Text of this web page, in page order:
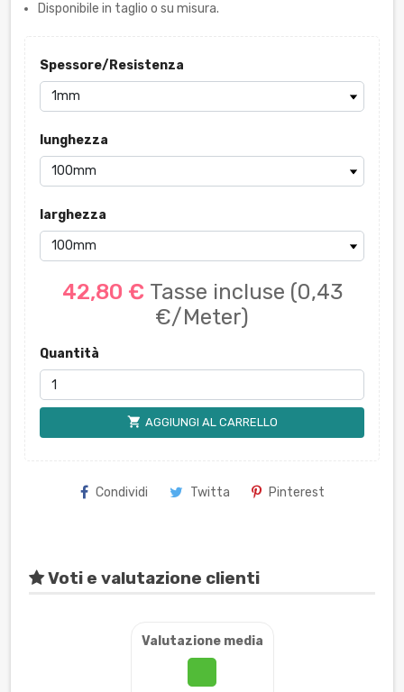
Disponibile in taglio o su misura.
Spessore/Resistenza
lunghezza
larghezza
42,80 € Tasse incluse (0,43
€/Meter)
Quantità
shopping_cart AGGIUNGI AL CARRELLO
Condividi Twitta Pinterest
Voti e valutazione clienti
Valutazione media